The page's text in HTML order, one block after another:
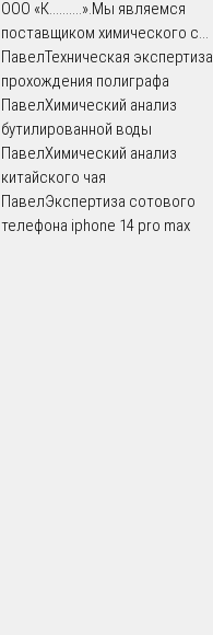
ООО «К..........».Мы являемся
поставщиком химического с...
ПавелТехническая экспертиза
прохождения полиграфа
ПавелХимический анализ
бутилированной воды
ПавелХимический анализ
китайского чая
ПавелЭкспертиза сотового
телефона iphone 14 pro max